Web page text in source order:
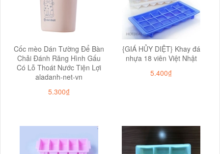
Cốc mèo Dán Tường Để Bàn
Chải Đánh Răng Hình Gấu
Có Lỗ Thoát Nước Tiện Lợi
aladanh-net-vn
5.300₫
{GIÁ HỦY DIỆT} Khay đá
nhựa 18 viên Việt Nhật
5.400₫